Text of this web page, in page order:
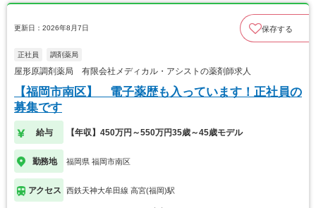
更新日：2026年8月7日 保存する
正社員 調剤薬局
屋形原調剤薬局 有限会社メディカル・アシストの薬剤師求人
【福岡市南区】 電子薬歴も入っています！正社員の
募集です
給与 【年収】450万円～550万円35歳～45歳モデル
勤務地 福岡県 福岡市南区
アクセス 西鉄天神大牟田線 高宮(福岡)駅